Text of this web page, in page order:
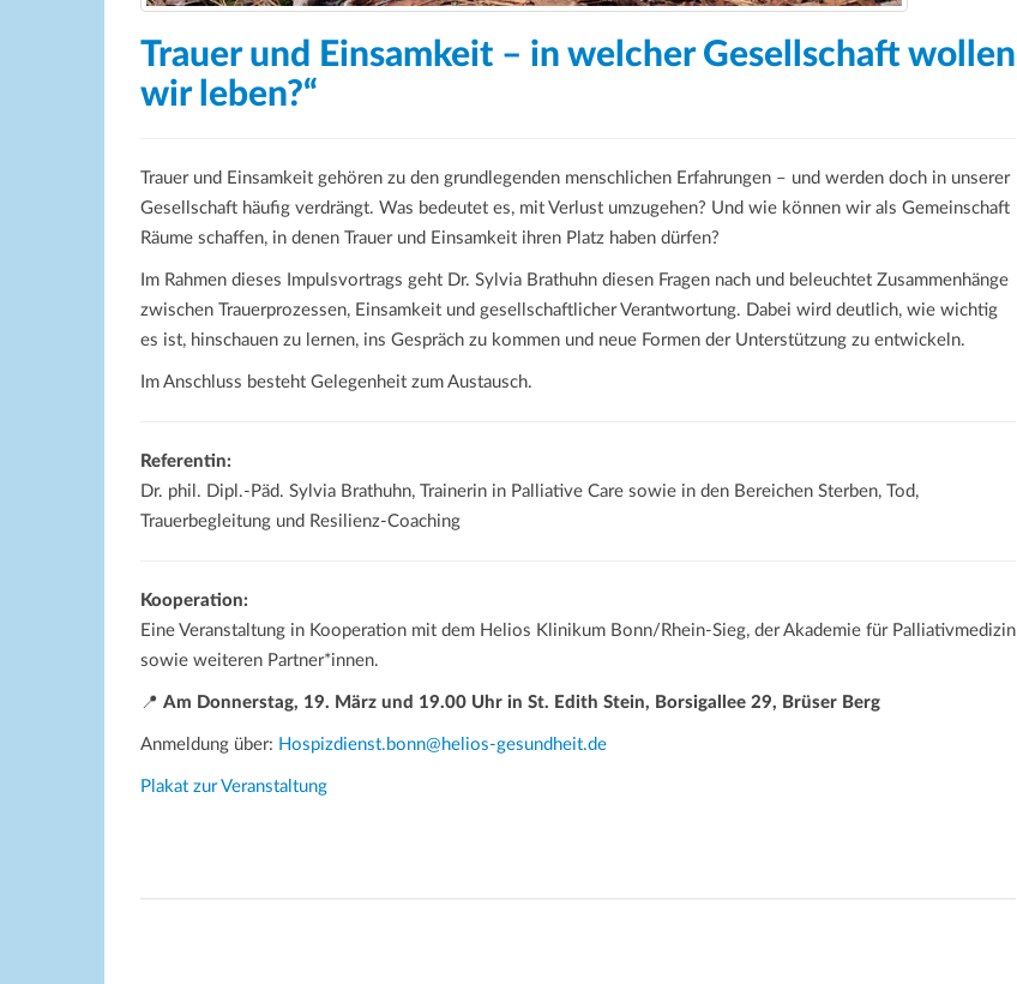
Trauer und Einsamkeit – in welcher Gesellschaft wollen
wir leben?“
Trauer und Einsamkeit gehören zu den grundlegenden menschlichen Erfahrungen – und werden doch in unserer
Gesellschaft häufig verdrängt. Was bedeutet es, mit Verlust umzugehen? Und wie können wir als Gemeinschaft
Räume schaffen, in denen Trauer und Einsamkeit ihren Platz haben dürfen?
Im Rahmen dieses Impulsvortrags geht Dr. Sylvia Brathuhn diesen Fragen nach und beleuchtet Zusammenhänge
zwischen Trauerprozessen, Einsamkeit und gesellschaftlicher Verantwortung. Dabei wird deutlich, wie wichtig
es ist, hinschauen zu lernen, ins Gespräch zu kommen und neue Formen der Unterstützung zu entwickeln.
Im Anschluss besteht Gelegenheit zum Austausch.
Referentin:
Dr. phil. Dipl.-Päd. Sylvia Brathuhn, Trainerin in Palliative Care sowie in den Bereichen Sterben, Tod,
Trauerbegleitung und Resilienz-Coaching
Kooperation:
Eine Veranstaltung in Kooperation mit dem Helios Klinikum Bonn/Rhein-Sieg, der Akademie für Palliativmedizin
sowie weiteren Partner*innen.
📍 Am Donnerstag, 19. März und 19.00 Uhr in St. Edith Stein, Borsigallee 29, Brüser Berg
Anmeldung über: Hospizdienst.bonn@helios-gesundheit.de
Plakat zur Veranstaltung